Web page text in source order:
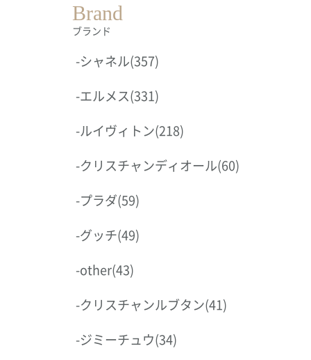
Brand
ブランド
-シャネル(357)
-エルメス(331)
-ルイヴィトン(218)
-クリスチャンディオール(60)
-プラダ(59)
-グッチ(49)
-other(43)
-クリスチャンルブタン(41)
-ジミーチュウ(34)